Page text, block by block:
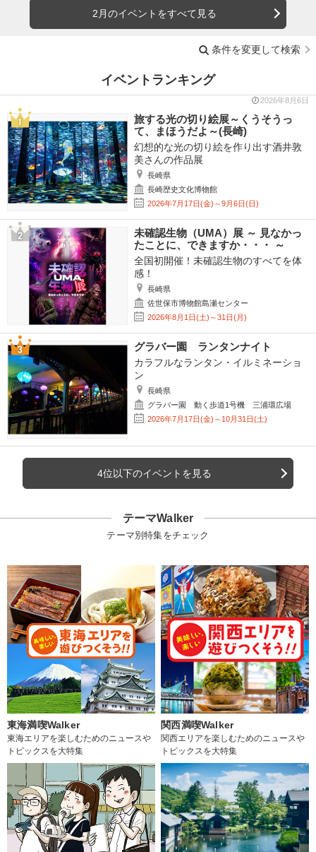
2月のイベントをすべて見る
条件を変更して検索
イベントランキング
2026年8月6日
旅する光の切り絵展～くうそうっ
て、まほうだよ～(長崎)
幻想的な光の切り絵を作り出す酒井敦
美さんの作品展
長崎県
長崎歴史文化博物館
2026年7月17日(金)～9月6日(日)
未確認生物（UMA）展 ～ 見なかっ
たことに、できますか・・・ ～
全国初開催！未確認生物のすべてを体
感！
長崎県
佐世保市博物館島瀬センター
2026年8月1日(土)～31日(月)
グラバー園 ランタンナイト
カラフルなランタン・イルミネーショ
ン
長崎県
グラバー園 動く歩道1号機 三浦環広場
2026年7月17日(金)～10月31日(土)
4位以下のイベントを見る
テーマWalker
テーマ別特集をチェック
東海満喫Walker
東海エリアを楽しむためのニュースや
トピックスを大特集
関西満喫Walker
関西エリアを楽しむためのニュースや
トピックスを大特集